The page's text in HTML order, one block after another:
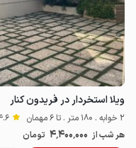
ویلا استخردار در فریدون کنار
2 خوابه . 180 متر . تا 6 مهمان
هر شب از 4٬400٬000 تومان